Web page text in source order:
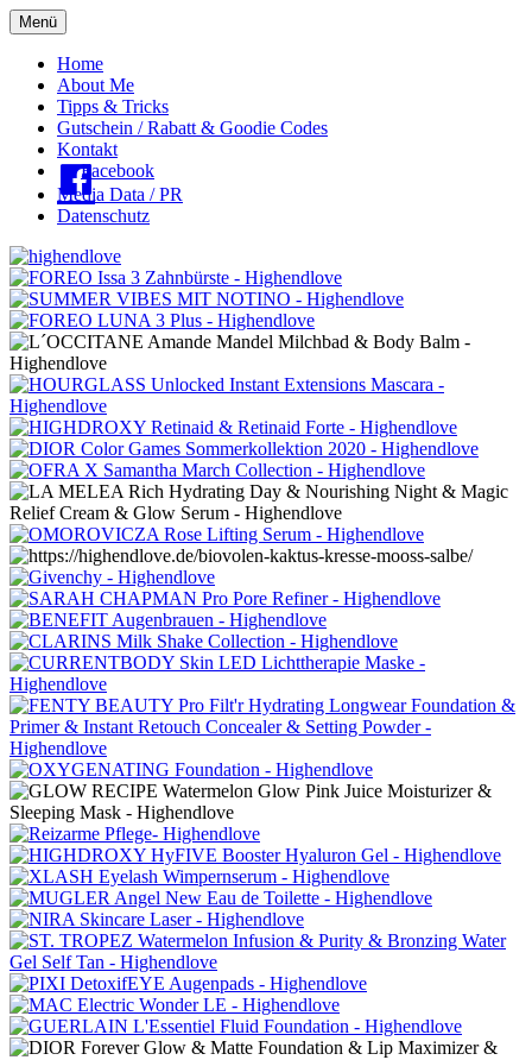
Menü
Oberes
Menü
Home
About Me
Tipps & Tricks
Gutschein / Rabatt & Goodie Codes
Kontakt
Facebook
Media Data / PR
Datenschutz